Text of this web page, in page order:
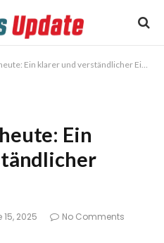
Ein klarer und verständlicher Einblick!
Ein
15, 2025
No Comments